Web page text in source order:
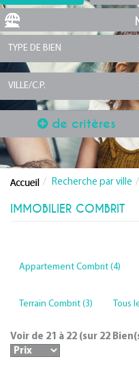
TYPE DE BIEN
VILLE/C.P.
de critères
Recherche par ville
IMMOBILIER COMBRIT
Appartement Combrit (4)
Terrain Combrit (3) Tous
Voir de 21 à 22 (sur 22